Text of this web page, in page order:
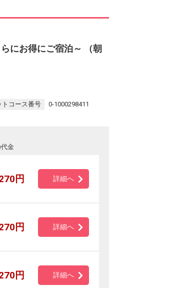
にお得にご宿泊～ （朝
トコース番号 0-1000298411
金
円 詳細へ
円 詳細へ
円 詳細へ